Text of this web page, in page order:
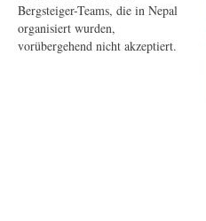
Bergsteiger-Teams, die in Nepal
organisiert wurden,
vorübergehend nicht akzeptiert.